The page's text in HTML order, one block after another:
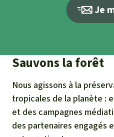
Je
Sauvons la forêt
Nous agissons à la
tropicales de la planète :
et des campagnes
des partenaires engagés